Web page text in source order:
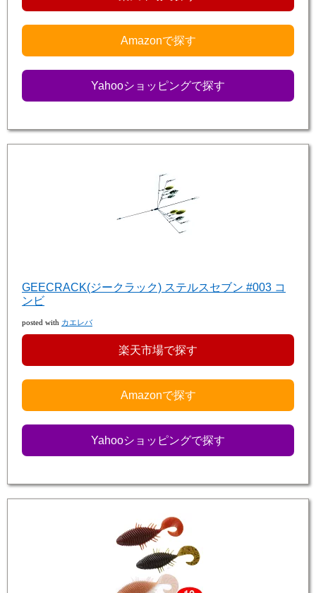
Amazonで探す
Yahooショッピングで探す
GEECRACK(ジークラック) ステルスセブン #003 コ
ンビ
posted with カエレバ
楽天市場で探す
Amazonで探す
Yahooショッピングで探す